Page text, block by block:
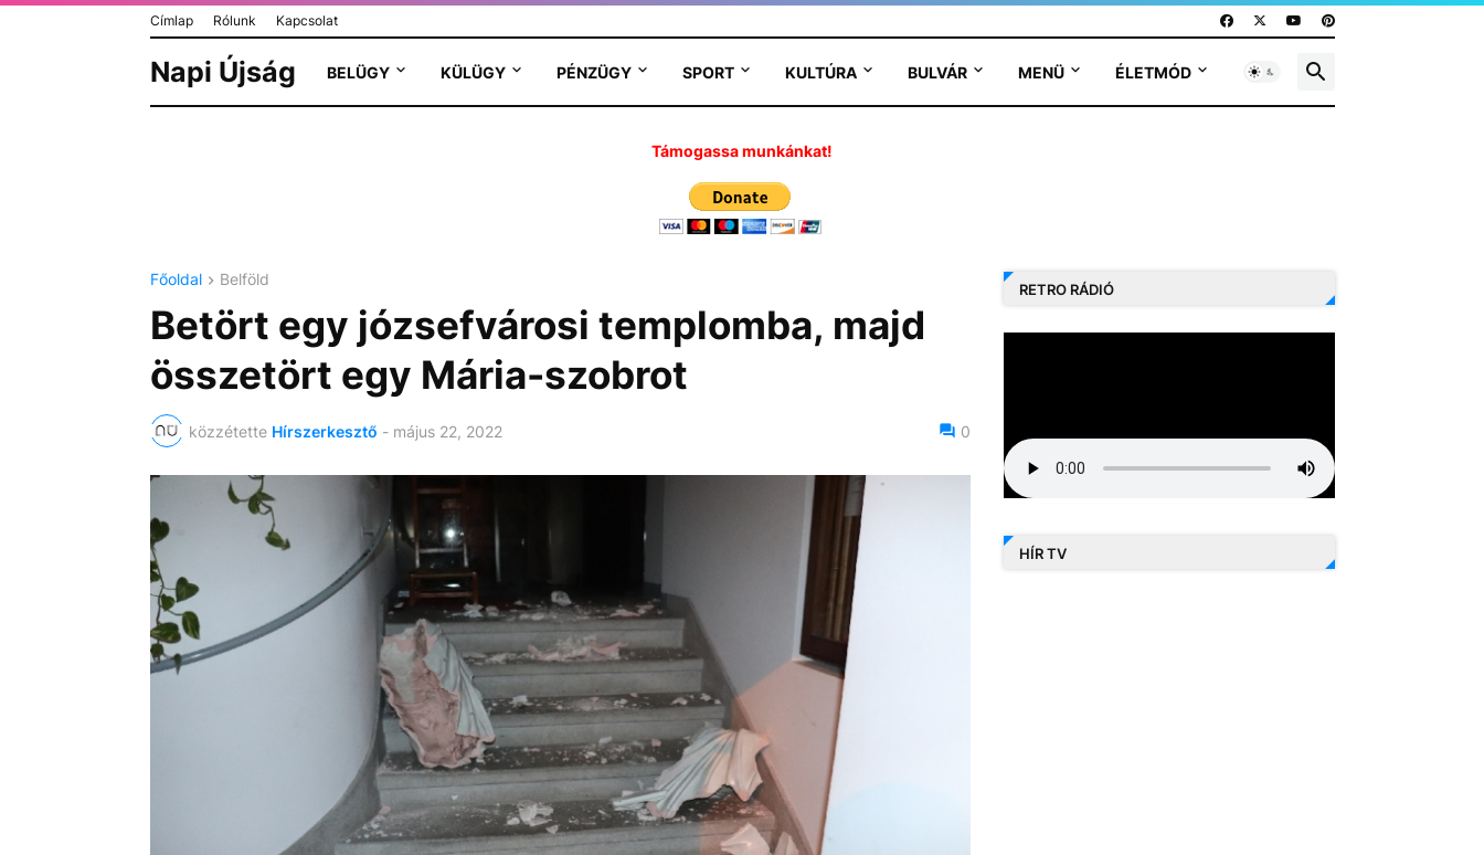
Címlap Rólunk Kapcsolat
Napi Újság BELÜGY KÜLÜGY PÉNZÜGY SPORT KULTÚRA BULVÁR MENÜ ÉLETMÓD
Támogassa munkánkat!
Főoldal Belföld
Betört egy józsefvárosi templomba, majd
összetört egy Mária-szobrot
közzétette Hírszerkesztő - május 22, 2022 0
RETRO RÁDIÓ
HÍR TV